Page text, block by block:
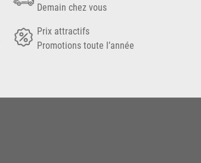
Demain chez vous
Prix attractifs
Promotions toute l’année